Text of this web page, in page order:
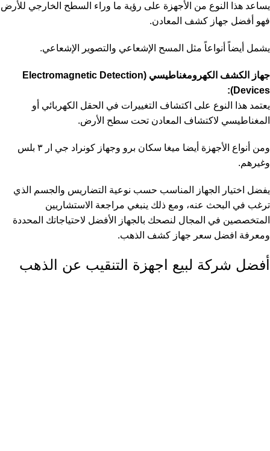
يساعد هذا النوع من الأجهزة على رؤية ما وراء السطح الخارجي للأرض
فهو أفضل جهاز كشف المعادن.
يشمل أيضاً أنواعاً مثل المسح الإشعاعي والتصوير الإشعاعي.
جهاز الكشف الكهرومغناطيسي (Electromagnetic Detection
Devices):
يعتمد هذا النوع على اكتشاف التغييرات في الحقل الكهربائي أو
المغناطيسي لاكتشاف المعادن تحت سطح الأرض.
ومن أنواع الأجهزة أيضا ميغا سكان برو وجهاز كونراد جي ار ٣ بلس
وغيرهم.
يفضل اختيار الجهاز المناسب حسب نوعية التضاريس والجسم الذي
ترغب في البحث عنه، ومع ذلك ينبغي مراجعة الاستشاريين
المتخصصين في المجال لنصحك بالجهاز الأفضل لاحتياجاتك المحددة
ومعرفة افضل سعر جهاز كشف الذهب.
أفضل شركة لبيع اجهزة التنقيب عن الذهب